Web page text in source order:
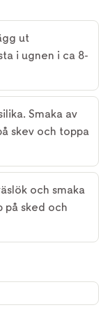
ut
i ugnen i ca 8-
Smaka av
skev och toppa
och smaka
på sked och